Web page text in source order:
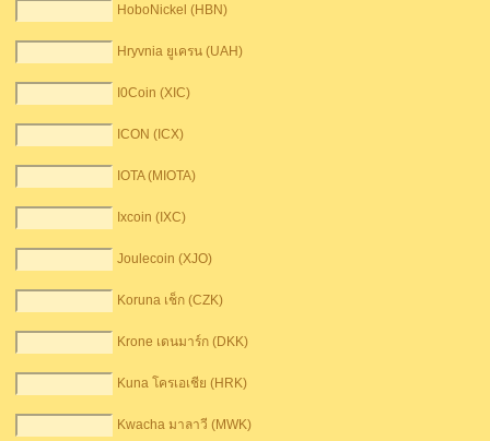
HoboNickel (HBN)
Hryvnia ยูเครน (UAH)
I0Coin (XIC)
ICON (ICX)
IOTA (MIOTA)
Ixcoin (IXC)
Joulecoin (XJO)
Koruna เช็ก (CZK)
Krone เดนมาร์ก (DKK)
Kuna โครเอเชีย (HRK)
Kwacha มาลาวี (MWK)